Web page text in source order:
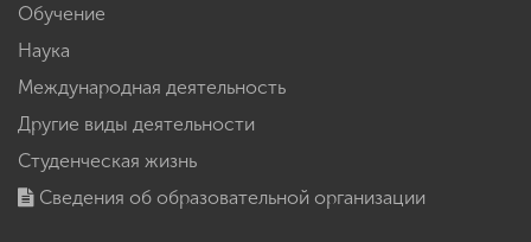
Обучение
Наука
Международная деятельность
Другие виды деятельности
Студенческая жизнь
Сведения об образовательной организации